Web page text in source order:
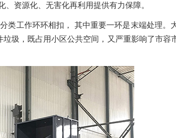
资源化、无害化再利用提供有力保障。
类工作环环相扣， 其中重要一环是末端处理。
圾，既占用小区公共空间，又严重影响了市容